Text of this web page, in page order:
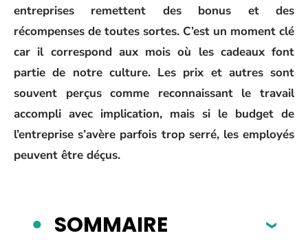
entreprises remettent des bonus et des
récompenses de toutes sortes. C’est un moment clé
car il correspond aux mois où les cadeaux font
partie de notre culture. Les prix et autres sont
souvent perçus comme reconnaissant le travail
accompli avec implication, mais si le budget de
l’entreprise s’avère parfois trop serré, les employés
peuvent être déçus.
SOMMAIRE